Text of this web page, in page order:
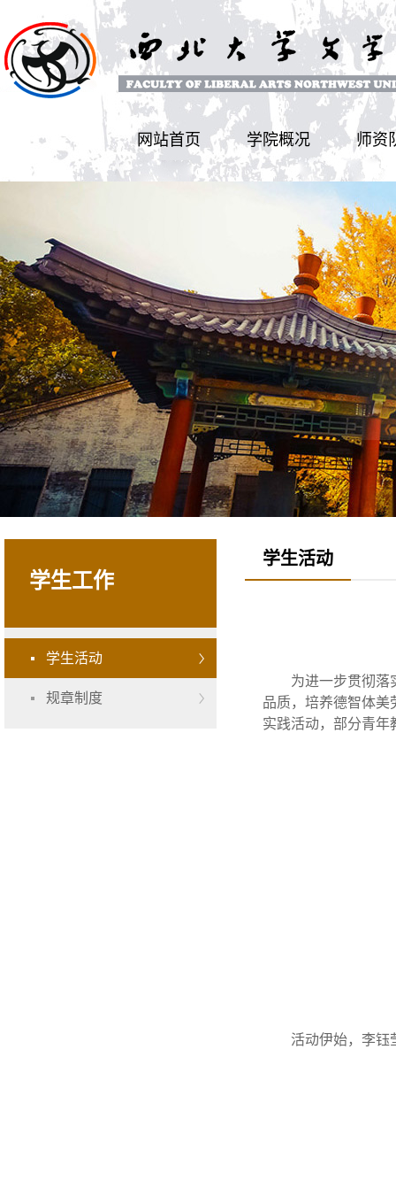
网站首页 学院概况 师资
学生工作
学生活动
规章制度
学生活动
为进一步贯彻落
品质，培养德智体美
实践活动，部分青年
活动伊始，李钰